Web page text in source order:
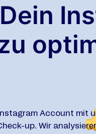
Account mit
up. Wir